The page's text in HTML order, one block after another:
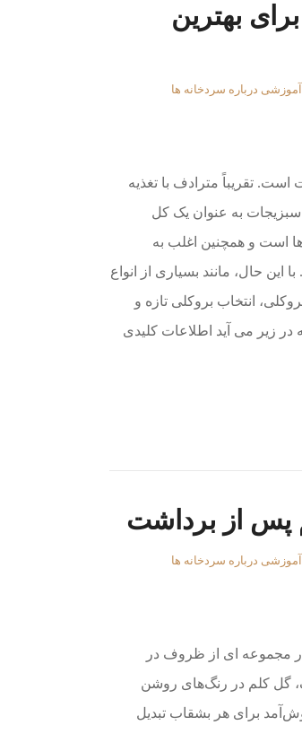
بهترین
درباره سردخانه ها
تقریباً مترادف با تغذیه
به عنوان یک کل
است و همچنین اغلب به
حال، مانند بسیاری از انواع
انتخاب بروکلی تازه و
زیر می آید اطلاعات کلیدی
پس از برداشت
درباره سردخانه ها
مجموعه ای از ظروف در
گل کلم در رنگ‌های روشن
برای هر بشقاب تبدیل